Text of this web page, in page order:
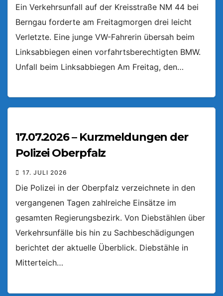
Ein Verkehrsunfall auf der Kreisstraße NM 44 bei
Berngau forderte am Freitagmorgen drei leicht
Verletzte. Eine junge VW-Fahrerin übersah beim
Linksabbiegen einen vorfahrtsberechtigten BMW.
Unfall beim Linksabbiegen Am Freitag, den…
17.07.2026 – Kurzmeldungen der
Polizei Oberpfalz
17. JULI 2026
Die Polizei in der Oberpfalz verzeichnete in den
vergangenen Tagen zahlreiche Einsätze im
gesamten Regierungsbezirk. Von Diebstählen über
Verkehrsunfälle bis hin zu Sachbeschädigungen
berichtet der aktuelle Überblick. Diebstähle in
Mitterteich…